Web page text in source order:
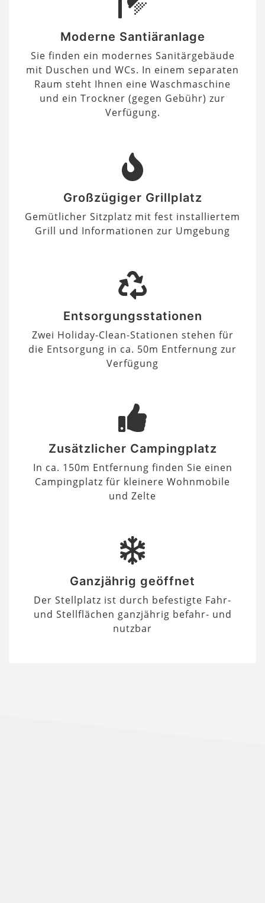
Moderne Santiäranlage
Sie finden ein modernes Sanitärgebäude
mit Duschen und WCs. In einem separaten
Raum steht Ihnen eine Waschmaschine
und ein Trockner (gegen Gebühr) zur
Verfügung.
Großzügiger Grillplatz
Gemütlicher Sitzplatz mit fest installiertem
Grill und Informationen zur Umgebung
Entsorgungsstationen
Zwei Holiday-Clean-Stationen stehen für
die Entsorgung in ca. 50m Entfernung zur
Verfügung
Zusätzlicher Campingplatz
In ca. 150m Entfernung finden Sie einen
Campingplatz für kleinere Wohnmobile
und Zelte
Ganzjährig geöffnet
Der Stellplatz ist durch befestigte Fahr-
und Stellflächen ganzjährig befahr- und
nutzbar